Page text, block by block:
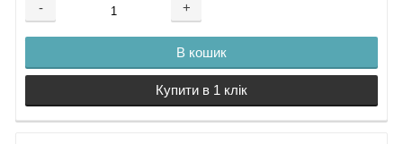
- +
В кошик
Купити в 1 клік